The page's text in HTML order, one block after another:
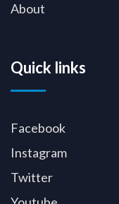
About
Quick links
Facebook
Instagram
Twitter